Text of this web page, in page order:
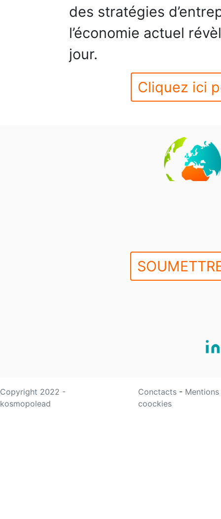
des stratégies
l’économie actuel
jour.
Cliquez ici
Copyright 2022 -
kosmopolead
Conctacts -
coockies